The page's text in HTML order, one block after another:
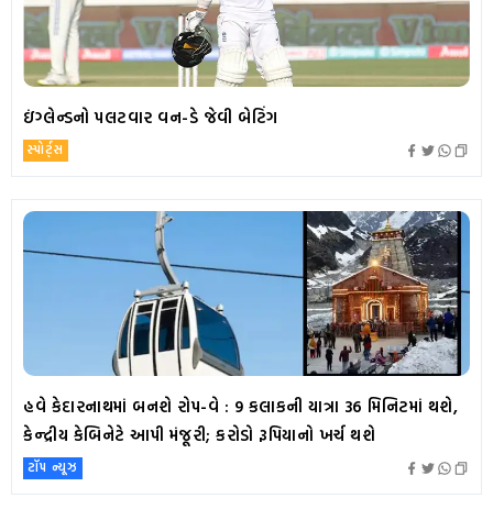
ઇંગ્લેન્ડનો પલટવાર વન-ડે જેવી બેટિંગ
સ્પોર્ટ્સ
હવે કેદારનાથમાં બનશે રોપ-વે : 9 કલાકની યાત્રા 36 મિનિટમાં થશે,
કેન્દ્રીય કેબિનેટે આપી મંજૂરી; કરોડો રૂપિયાનો ખર્ચ થશે
ટૉપ ન્યૂઝ